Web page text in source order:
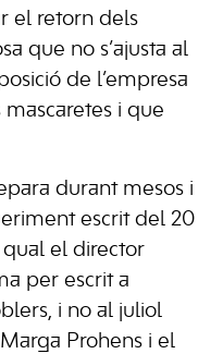
el retorn dels
que no s’ajusta al
de l’empresa
i que
durant mesos i
escrit del 20
el director
per escrit a
i no al juliol
Prohens i el